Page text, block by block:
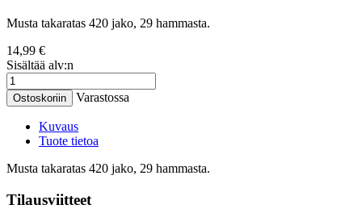
Musta takaratas 420 jako, 29 hammasta.
14,99 €
Sisältää alv:n
Ostoskoriin Varastossa
Kuvaus
Tuote tietoa
Musta takaratas 420 jako, 29 hammasta.
Tilausviitteet